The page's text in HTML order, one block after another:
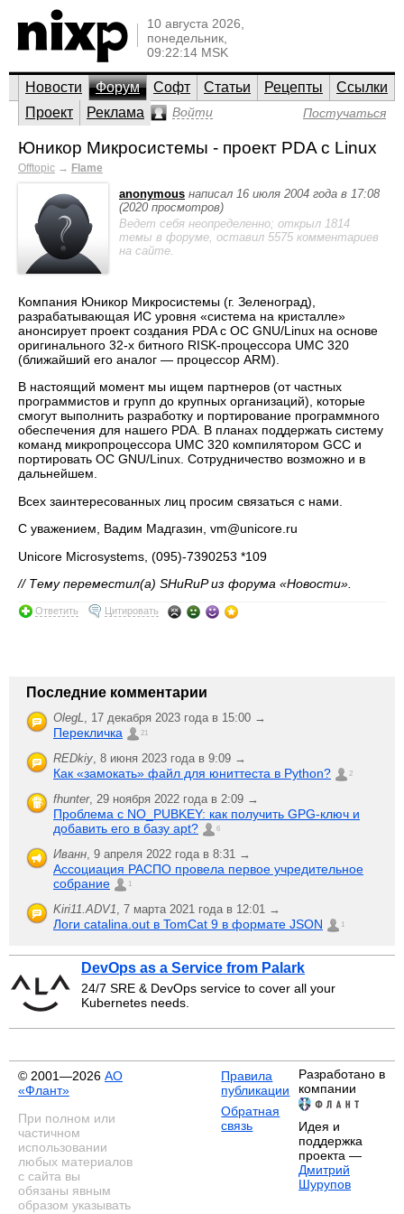
10 августа 2026,
понедельник,
09:22:14 MSK
Новости Форум Софт Статьи Рецепты
Ссылки
Проект
Реклама Войти Постучаться
Юникор Микросистемы - проект PDA с Linux
Offtopic → Flame
anonymous написал 16 июля 2004 года в 17:08
(2020 просмотров)
Ведет себя неопределенно; открыл 1814
темы в форуме, оставил 5575 комментариев
на сайте.
Компания Юникор Микросистемы (г. Зеленоград),
разрабатывающая ИС уровня «система на кристалле»
анонсирует проект создания PDA с ОС GNU/Linux на основе
оригинального 32-х битного RISK-процессора UMC 320
(ближайший его аналог — процессор ARM).
В настоящий момент мы ищем партнеров (от частных
программистов и групп до крупных организаций), которые
смогут выполнить разработку и портирование программного
обеспечения для нашего PDA. В планах поддержать систему
команд микропроцессора UMC 320 компилятором GCC и
портировать ОС GNU/Linux. Сотрудничество возможно и в
дальнейшем.
Всех заинтересованных лиц просим связаться с нами.
С уважением, Вадим Мадгазин, vm@unicore.ru
Unicore Microsystems, (095)-7390253 *109
// Тему переместил(а) SHuRuP из форума «Новости».
Ответить Цитировать
Последние комментарии
OlegL 17 декабря 2023 года в 15:00 →
Перекличка 21
REDkiy 8 июня 2023 года в 9:09 →
Как «замокать» файл для юниттеста в Python? 2
fhunter, 29 ноября 2022 года в 2:09 →
Проблема с NO_PUBKEY: как получить GPG-ключ и
добавить его в базу apt?
6
Иванн 9 апреля 2022 года в 8:31 →
Ассоциация РАСПО провела первое учредительное
собрание
1
Kiri11.ADV1 7 марта 2021 года в 12:01 →
Логи catalina.out в TomCat 9 в формате JSON 1
DevOps as a Service from Palark
24/7 SRE & DevOps service to cover all your
Kubernetes needs.
© 2001—2026 АО
«Флант»
При полном или
частичном
использовании
любых материалов
с сайта вы
обязаны явным
образом указывать
Правила
публикации
Обратная
связь
Разработано в
компании
Идея и
поддержка
проекта —
Дмитрий
Шурупов